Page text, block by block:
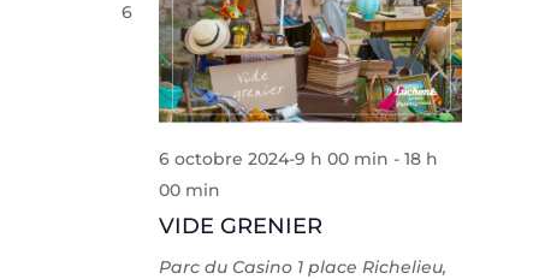
6
VIDE GRENIER
6 octobre 2024-9 h 00 min -18 h
00 min
Parc du Casino 1 place Richelieu,